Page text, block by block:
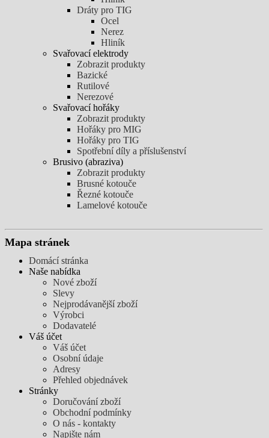
Dráty pro TIG
Ocel
Nerez
Hliník
Svařovací elektrody
Zobrazit produkty
Bazické
Rutilové
Nerezové
Svařovací hořáky
Zobrazit produkty
Hořáky pro MIG
Hořáky pro TIG
Spotřební díly a příslušenství
Brusivo (abraziva)
Zobrazit produkty
Brusné kotouče
Řezné kotouče
Lamelové kotouče
Mapa stránek
Domácí stránka
Naše nabídka
Nové zboží
Slevy
Nejprodávanější zboží
Výrobci
Dodavatelé
Váš účet
Váš účet
Osobní údaje
Adresy
Přehled objednávek
Stránky
Doručování zboží
Obchodní podmínky
O nás - kontakty
Napište nám